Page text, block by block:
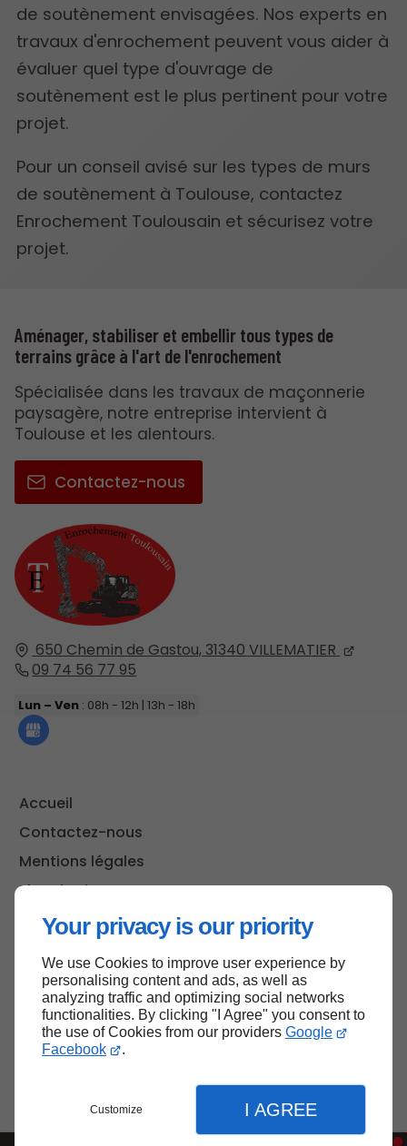
Your privacy is our priority
We use Cookies to improve user experience by
personalising content and ads, as well as
analyzing traffic and optimizing social networks
functionalities. By clicking "I Agree" you consent to
the use of Cookies from our providers Google
Facebook
.
Customize I AGREE
de soutènement envisagées. Nos experts en
travaux d'enrochement peuvent vous aider à
évaluer quel type d'ouvrage de
soutènement est le plus pertinent pour votre
projet.
Pour un conseil avisé sur les types de murs
de soutènement à Toulouse, contactez
Enrochement Toulousain et sécurisez votre
projet.
650 Chemin de Gastou, 31340 VILLEMATIER
09 74 56 77 95
Lun – Ven : 08h - 12h | 13h - 18h
Accueil
Contactez-nous
Mentions légales
Plan du site
Aménager, stabiliser et embellir tous types de
terrains grâce à l'art de l'enrochement
Spécialisée dans les travaux de maçonnerie
paysagère, notre entreprise intervient à
Toulouse et les alentours.
Contactez-nous
Haut de page